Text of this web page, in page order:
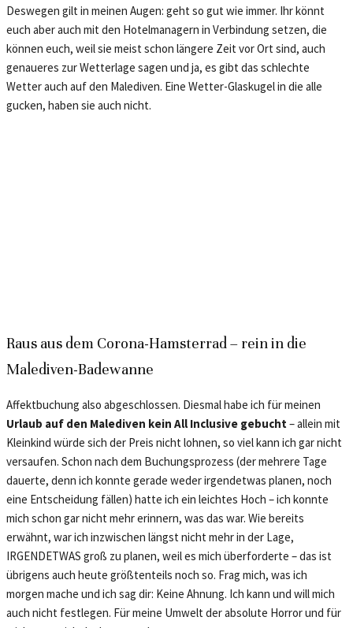
Deswegen gilt in meinen Augen: geht so gut wie immer. Ihr könnt
euch aber auch mit den Hotelmanagern in Verbindung setzen, die
können euch, weil sie meist schon längere Zeit vor Ort sind, auch
genaueres zur Wetterlage sagen und ja, es gibt das schlechte
Wetter auch auf den Malediven. Eine Wetter-Glaskugel in die alle
gucken, haben sie auch nicht.
Raus aus dem Corona-Hamsterrad – rein in die
Malediven-Badewanne
Affektbuchung also abgeschlossen. Diesmal habe ich für meinen
Urlaub auf den Malediven kein All Inclusive gebucht – allein mit
Kleinkind würde sich der Preis nicht lohnen, so viel kann ich gar nicht
versaufen. Schon nach dem Buchungsprozess (der mehrere Tage
dauerte, denn ich konnte gerade weder irgendetwas planen, noch
eine Entscheidung fällen) hatte ich ein leichtes Hoch – ich konnte
mich schon gar nicht mehr erinnern, was das war. Wie bereits
erwähnt, war ich inzwischen längst nicht mehr in der Lage,
IRGENDETWAS groß zu planen, weil es mich überforderte – das ist
übrigens auch heute größtenteils noch so. Frag mich, was ich
morgen mache und ich sag dir: Keine Ahnung. Ich kann und will mich
auch nicht festlegen. Für meine Umwelt der absolute Horror und für